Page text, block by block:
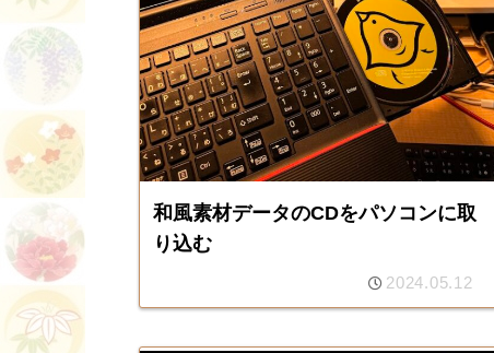
和風素材データのCDをパソコンに取
り込む
2024.05.12